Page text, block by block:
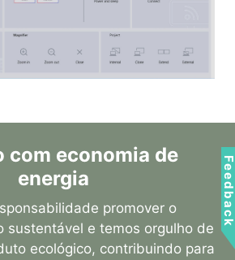
com economia de
energia
promover o
sustentável e temos orgulho de
ecológico, contribuindo para